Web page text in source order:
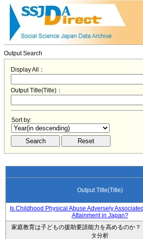
Output Search
Display All：
Output Title(Title)：
Sort by:
Output Title(Title)
Is Childhood Physical Abuse Adversely
Attainment in Japan?
家庭教育は子どもの援助要請能力を高めるのか？
タ分析